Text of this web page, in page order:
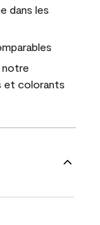
dans les
, notre
et colorants